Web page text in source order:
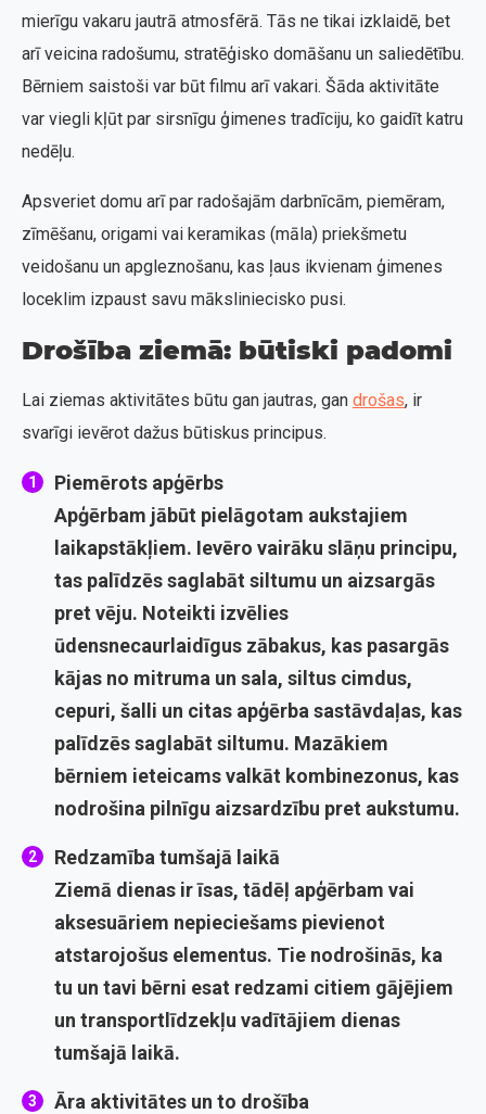
mierīgu vakaru jautrā atmosfērā. Tās ne tikai izklaidē, bet
arī veicina radošumu, stratēģisko domāšanu un saliedētību.
Bērniem saistoši var būt filmu arī vakari. Šāda aktivitāte
var viegli kļūt par sirsnīgu ģimenes tradīciju, ko gaidīt katru
nedēļu.
Apsveriet domu arī par radošajām darbnīcām, piemēram,
zīmēšanu, origami vai keramikas (māla) priekšmetu
veidošanu un apgleznošanu, kas ļaus ikvienam ģimenes
loceklim izpaust savu māksliniecisko pusi.
Drošība ziemā: būtiski padomi
Lai ziemas aktivitātes būtu gan jautras, gan drošas, ir
svarīgi ievērot dažus būtiskus principus.
Piemērots apģērbs
Apģērbam jābūt pielāgotam aukstajiem
laikapstākļiem. Ievēro vairāku slāņu principu,
tas palīdzēs saglabāt siltumu un aizsargās
pret vēju. Noteikti izvēlies
ūdensnecaurlaidīgus zābakus, kas pasargās
kājas no mitruma un sala, siltus cimdus,
cepuri, šalli un citas apģērba sastāvdaļas, kas
palīdzēs saglabāt siltumu. Mazākiem
bērniem ieteicams valkāt kombinezonus, kas
nodrošina pilnīgu aizsardzību pret aukstumu.
Redzamība tumšajā laikā
Ziemā dienas ir īsas, tādēļ apģērbam vai
aksesuāriem nepieciešams pievienot
atstarojošus elementus. Tie nodrošinās, ka
tu un tavi bērni esat redzami citiem gājējiem
un transportlīdzekļu vadītājiem dienas
tumšajā laikā.
Āra aktivitātes un to drošība